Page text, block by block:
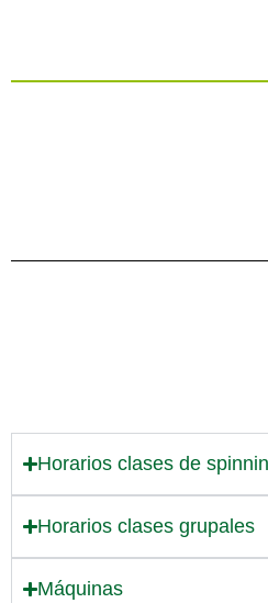
Horarios clases de
Horarios clases grupales
Máquinas